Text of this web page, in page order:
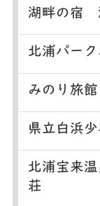
湖畔の宿
北浦パー
みのり旅館
県立白浜
北浦宝来
荘